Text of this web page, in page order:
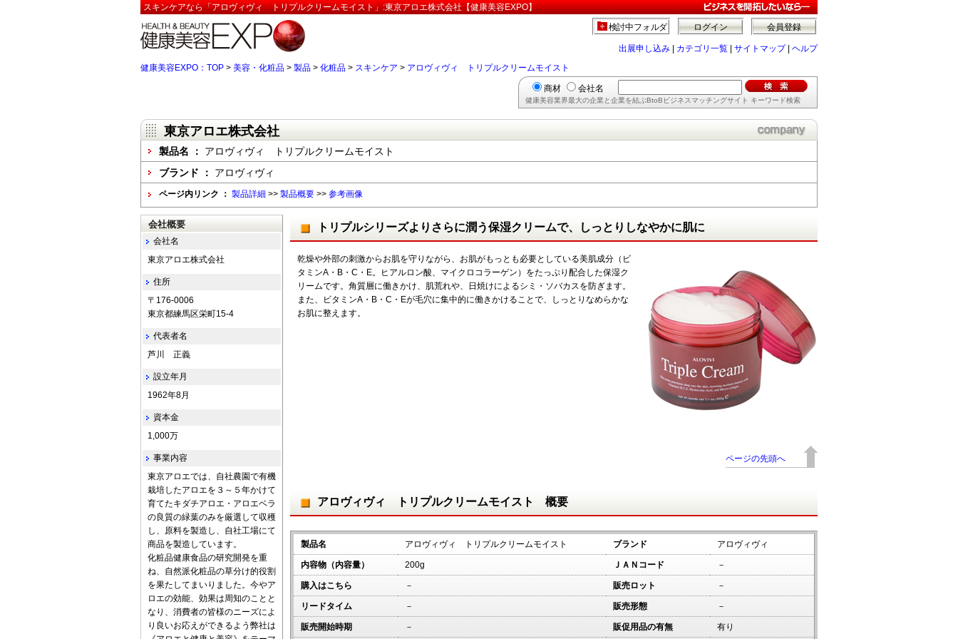
スキンケアなら「アロヴィヴィ トリプルクリームモイスト」:東京アロエ株式会社【健康美容EXPO】
会員登録
ログイン
検討中フォルダ
出展申し込み カテゴリ一覧 サイトマップ| ヘルプ
健康美容EXPO：TOP > 美容・化粧品 > 製品 > 化粧品 > スキンケア > アロヴィヴィ トリプルクリームモイスト
商材 会社名
健康美容業界最大の企業と企業を結ぶBtoBビジネスマッチングサイト キーワード検索
東京アロエ株式会社
製品名 ： アロヴィヴィ トリプルクリームモイスト
ブランド ： アロヴィヴィ
ページ内リンク ： 製品詳細 >> 製品概要 >> 参考画像
トリプルシリーズよりさらに潤う保湿クリームで、しっとりしなやかに肌に
乾燥や外部の刺激からお肌を守りながら、お肌がもっとも必要としている美肌成分（ビ
タミンA・B・C・E。ヒアルロン酸、マイクロコラーゲン）をたっぷり配合した保湿ク
リームです。角質層に働きかけ、肌荒れや、日焼けによるシミ・ソバカスを防ぎます。
また、ビタミンA・B・C・Eが毛穴に集中的に働きかけることで、しっとりなめらかな
お肌に整えます。
ページの先頭へ
アロヴィヴィ トリプルクリームモイスト 概要
製品名 アロヴィヴィ トリプルクリームモイスト ブランド アロヴィヴィ
内容物（内容量） 200g ＪＡＮコード －
購入はこちら － 販売ロット －
リードタイム － 販売形態 －
販売開始時期 － 販促用品の有無 有り
会社概要
会社名
東京アロエ株式会社
住所
〒176-0006
東京都練馬区栄町15-4
代表者名
芦川 正義
設立年月
1962年8月
資本金
1,000万
事業内容
東京アロエでは、自社農園で有機
栽培したアロエを３～５年かけて
育てたキダチアロエ・アロエベラ
の良質の緑葉のみを厳選して収穫
し、原料を製造し、自社工場にて
商品を製造しています。
化粧品健康食品の研究開発を重
ね、自然派化粧品の草分け的役割
を果たしてまいりました。今やア
ロエの効能、効果は周知のことと
なり、消費者の皆様のニーズによ
り良いお応えができるよう弊社は